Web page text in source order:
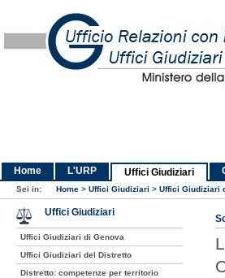
Home L'URP Uffici Giudiziari
Sei in: Home > Uffici Giudiziari > Uffici Giudiziari
Uffici Giudiziari
Uffici Giudiziari di Genova
Uffici Giudiziari del Distretto
Distretto: competenze per territorio